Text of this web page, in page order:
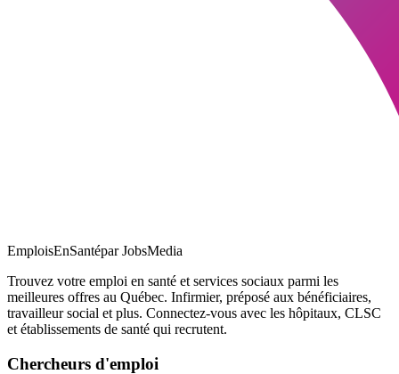
EmploisEnSantépar JobsMedia
Trouvez votre emploi en santé et services sociaux parmi les
meilleures offres au Québec. Infirmier, préposé aux bénéficiaires,
travailleur social et plus. Connectez-vous avec les hôpitaux, CLSC
et établissements de santé qui recrutent.
Chercheurs d'emploi